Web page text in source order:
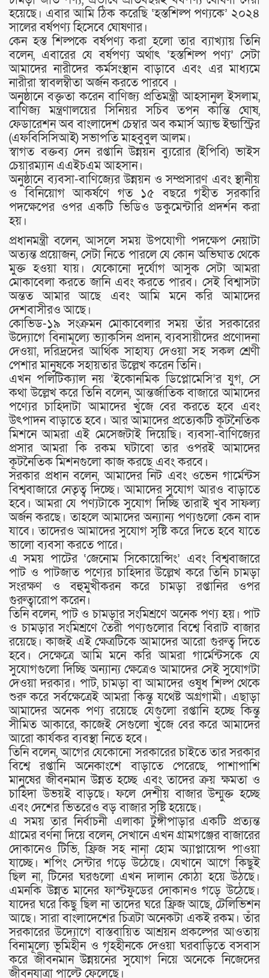
হয়েছে। এবার আমি ঠিক করেছি ‘হস্তশিল্প পণ্যকে’ ২০২৪
সালের বর্ষপণ্য হিসেবে ঘোষণার।
কেন হস্ত শিল্পকে বর্ষপণ্য করা হলো তার ব্যাখ্যায় তিনি
বলেন, এবারের যে বর্ষপণ্য অর্থাৎ ‘হস্তশিল্প পণ্য’ সেটা
আমাদের নারীদের কর্মসংস্থান বাড়াবে এবং এর মাধ্যমে
নারীরা স্বাবলম্বীতা অর্জন করতে পারবে ।
অনুষ্ঠানে বক্তৃতা করেন বাণিজ্য প্রতিমন্ত্রী আহসানুল ইসলাম,
বাণিজ্য মন্ত্রণালয়ের সিনিয়র সচিব তপন কান্তি ঘোষ,
ফেডারেশন অব বাংলাদেশ চেম্বার অব কমার্স অ্যান্ড ইন্ডাস্ট্রির
(এফবিসিসিআই) সভাপতি মাহবুবুল আলম।
স্বাগত বক্তব্য দেন রপ্তানি উন্নয়ন ব্যুরোর (ইপিবি) ভাইস
চেয়ারম্যান এএইচএম আহসান।
অনুষ্ঠানে ব্যবসা-বাণিজ্যের উন্নয়ন ও সম্প্রসারণ এবং স্থানীয়
ও বিনিয়োগ আকর্ষণে গত ১৫ বছরে গৃহীত সরকারি
পদক্ষেপের ওপর একটি ভিডিও ডকুমেন্টারি প্রদর্শন করা
হয়।
প্রধানমন্ত্রী বলেন, আসলে সময় উপযোগী পদক্ষেপ নেয়াটা
অত্যন্ত প্রয়োজন, সেটা নিতে পারলে যে কোন অভিঘাত থেকে
মুক্ত হওয়া যায়। যেকোনো দুর্যোগ আসুক সেটা আমরা
মোকাবেলা করতে জানি এবং করতে পারব। সেই বিশ্বাসটা
অন্তত আমার আছে এবং আমি মনে করি আমাদের
দেশবাসীরও আছে।
কোভিড-১৯ সংক্রমন মোকাবেলার সময় তাঁর সরকারের
উদ্যোগে বিনামূল্যে ভ্যাকসিন প্রদান, ব্যবসায়ীদের প্রণোদনা
দেওয়া, দরিদ্রদের আর্থিক সাহায্য দেওয়া সহ সকল শ্রেণী
পেশার মানুষকে সহায়তার উল্লেখ করেন তিনি।
এখন পলিটিক্যাল নয় ‘ইকোনমিক ডিপ্লোমেসি’র যুগ, সে
কথা উল্লেখ করে তিনি বলেন, আন্তর্জাতিক বাজারে আমাদের
পণ্যের চাহিদাটা আমাদের খুঁজে বের করতে হবে এবং
উৎপাদন বাড়াতে হবে। আর আমাদের প্রত্যেকটি কূটনৈতিক
মিশনে আমরা এই মেসেজটাই দিয়েছি। ব্যবসা-বাণিজ্যের
প্রসার আমরা কি রকম ঘটাবো তার ওপরই আমাদের
কূটনৈতিক মিশনগুলো কাজ করছে এবং করবে।
সরকার প্রধান বলেন, আমাদের নিট এবং ওভেন গার্মেন্টস
বিশ্ববাজারে নেতৃত্ব দিচ্ছে। আমাদের সুযোগ আরও বাড়াতে
হবে। আমরা যে পণ্যটাকে সুযোগ দিচ্ছি তারাই খুব সাফল্য
অর্জন করছে। তাহলে আমাদের অন্যান্য পণ্যগুলো কেন বাদ
যাবে। তাদেরও আমাদের সুযোগ সৃষ্টি করে দিতে হবে যাতে
ভালো ব্যবসা করতে পারে।
এ সময় পাটের ‘জেনোম সিকোয়েন্সিং’ এবং বিশ্ববাজারে
পাট ও পাটজাত পণ্যের চাহিদার উল্লেখ করে তিনি চামড়া
সংরক্ষণ ও বহুমুখীকরন করে চামড়া রপ্তানির ওপর
গুরুত্বারোপ করেন।
তিনি বলেন, পাট ও চামড়ার সংমিশ্রণে অনেক পণ্য হয়। পাট
ও চামড়ার সংমিশ্রণে তৈরী পণ্যগুলোর বিশ্বে বিরাট বাজার
রয়েছে। কাজই এই ক্ষেত্রটিকে আমাদের আরো গুরুত্ব দিতে
হবে। সেক্ষেত্রে আমি মনে করি আমরা গার্মেন্টসকে যে
সুযোগগুলো দিচ্ছি অন্যান্য ক্ষেত্রেও আমাদের সেই সুযোগটা
দেওয়া দরকার। পাট, চামড়া বা আমাদের ওষুধ শিল্প থেকে
শুরু করে সর্বক্ষেত্রেই আমরা কিন্তু যথেষ্ট অগ্রগামী। এছাড়া
আমাদের অনেক পণ্য রয়েছে যেগুলো রপ্তানি হচ্ছে কিন্তু
সীমিত আকারে, কাজেই সেগুলো খুঁজে বের করে আমাদের
আরো কার্যকর ব্যবস্থা নিতে হবে।
তিনি বলেন, আগের যেকোনো সরকারের চাইতে তার সরকার
বিশ্বে রপ্তানি অনেকাংশে বাড়াতে পেরেছে, পাশাপাশি
মানুষের জীবনমান উন্নত হচ্ছে এবং তাদের ক্রয় ক্ষমতা ও
চাহিদা উভয়ই বাড়ছে। ফলে দেশীয় বাজার উন্মুক্ত হচ্ছে
এবং দেশের ভিতরেও বড় বাজার সৃষ্টি হয়েছে।
এ সময় তার নির্বাচনী এলাকা টুঙ্গীপাড়ার একটি প্রত্যন্ত
গ্রামের বর্ণনা দিয়ে বলেন, সেখানে এখন গ্রামগঞ্জের বাজারের
দোকানেও টিভি, ফ্রিজ সহ নানা হোম অ্যাপ্লায়েন্স পাওয়া
যাচ্ছে। শপিং সেন্টার গড়ে উঠেছে। যেখানে আগে কিছুই
ছিল না, টিনের ঘরগুলো এখন দালান কোঠা হয়ে উঠছে।
এমনকি উন্নত মানের ফাস্টফুডের দোকানও গড়ে উঠেছে।
যাদের ঘরে কিছু ছিল না তাদের ঘরে ফ্রিজ আছে, টেলিভিশন
আছে। সারা বাংলাদেশের চিত্রটা অনেকটা একই রকম। তাঁর
সরকারের উদ্যোগে বাস্তবায়িত আশ্রয়ন প্রকল্পের আওতায়
বিনামূল্যে ভূমিহীন ও গৃহহীনকে দেওয়া ঘরবাড়িতে বসবাস
করে জীবনমান উন্নয়নের সুযোগ নিয়ে অনেকে নিজেদের
জীবনযাত্রা পাল্টে ফেলেছে।